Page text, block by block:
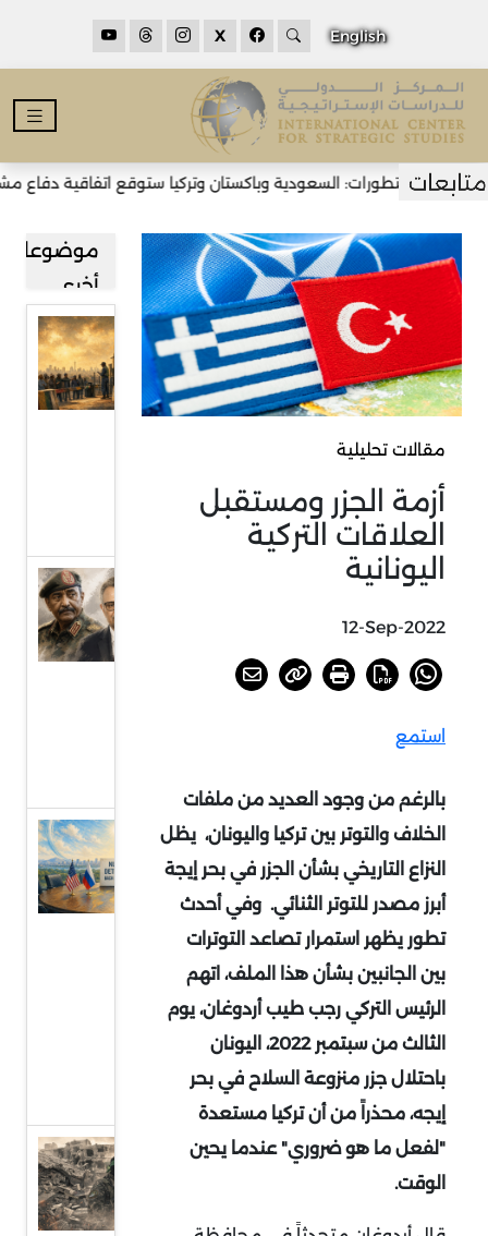
English
X
التطورات: السعودية وباكستان وتركيا ستوقع اتفاقية دفاع مشترك في
مقالات تحليلية
أزمة الجزر ومستقبل
العلاقات التركية
اليونانية
12-Sep-2022
استمع
بالرغم من وجود العديد من ملفات
الخلاف والتوتر بين تركيا واليونان، يظل
النزاع التاريخي بشأن الجزر في بحر إيجة
أبرز مصدر للتوتر الثنائي. وفي أحدث
تطور يظهر استمرار تصاعد التوترات
بين الجانبين بشأن هذا الملف، اتهم
الرئيس التركي رجب طيب أردوغان، يوم
الثالث من سبتمبر 2022، اليونان
باحتلال جزر منزوعة السلاح في بحر
إيجه، محذراً من أن تركيا مستعدة
"لفعل ما هو ضروري" عندما يحين
الوقت.
موضوعات
أخرى
قراءة في
صعود
حركة
عودة
الحديث
عن
الردع
النووي
إلى
حماس